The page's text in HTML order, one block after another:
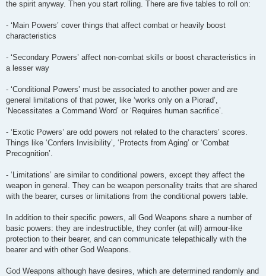
the spirit anyway. Then you start rolling. There are five tables to roll on:
- ‘Main Powers’ cover things that affect combat or heavily boost
characteristics
- ‘Secondary Powers’ affect non-combat skills or boost characteristics in
a lesser way
- ‘Conditional Powers’ must be associated to another power and are
general limitations of that power, like ‘works only on a Piorad’,
‘Necessitates a Command Word’ or ‘Requires human sacrifice’.
- ‘Exotic Powers’ are odd powers not related to the characters’ scores.
Things like ‘Confers Invisibility’, ‘Protects from Aging’ or ‘Combat
Precognition’.
- ‘Limitations’ are similar to conditional powers, except they affect the
weapon in general. They can be weapon personality traits that are shared
with the bearer, curses or limitations from the conditional powers table.
In addition to their specific powers, all God Weapons share a number of
basic powers: they are indestructible, they confer (at will) armour-like
protection to their bearer, and can communicate telepathically with the
bearer and with other God Weapons.
God Weapons although have desires, which are determined randomly and